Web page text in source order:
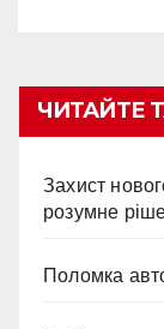
ЧИТАЙТЕ
Захист
розумне
Поломка